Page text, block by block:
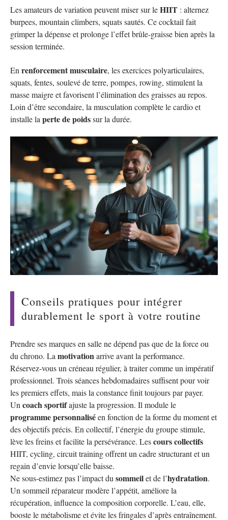
Les amateurs de variation peuvent miser sur leHIIT : alternez
burpees, mountain climbers, squats sautés. Ce cocktail fait
grimper la dépense et prolonge l’effet brûle-graisse bien après la
session terminée.
En renforcement musculaire, les exercices polyarticulaires,
squats, fentes, soulevé de terre, pompes, rowing, stimulent la
masse maigre et favorisent l’élimination des graisses au repos.
Loin d’être secondaire, la musculation complète le cardio et
installe la perte de poidssur la durée.
Conseils pratiques pour intégrer
durablement le sport à votre routine
Prendre ses marques en salle ne dépend pas que de la force ou
du chrono. La motivation arrive avant la performance.
Réservez-vous un créneau régulier, à traiter comme un impératif
professionnel. Trois séances hebdomadaires suffisent pour voir
les premiers effets, mais la constance finit toujours par payer.
Un coach sportifajuste la progression. Il module le
programme personnaliséen fonction de la forme du moment et
des objectifs précis. En collectif, l’énergie du groupe stimule,
lève les freins et facilite la persévérance. Lescours collectifs
HIIT, cycling, circuit training offrent un cadre structurant et un
regain d’envie lorsqu’elle baisse.
Ne sous-estimez pas l’impact du sommeilet de l’hydratation.
Un sommeil réparateur modère l’appétit, améliore la
récupération, influence la composition corporelle. L’eau, elle,
booste le métabolisme et évite les fringales d’après entraînement.